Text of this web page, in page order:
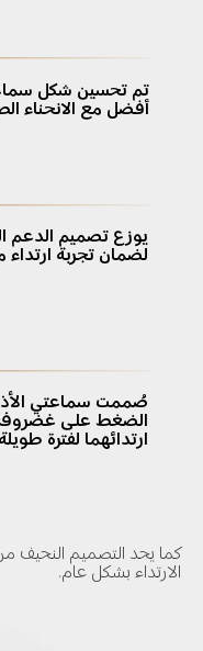
تم تحسين شكل
أفضل مع الانحناء
يوزع تصميم الدعم
لضمان تجربة
صُممت سماعتي الأذن
الضغط على غضروف
ارتدائهما لفترة
كما يحد التصميم النحيف
الارتداء بشكل عام.